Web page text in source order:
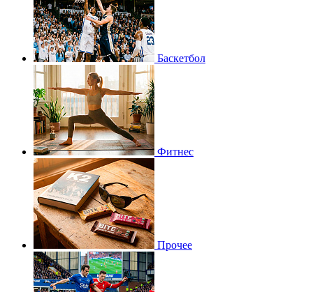
Баскетбол
Фитнес
Прочее